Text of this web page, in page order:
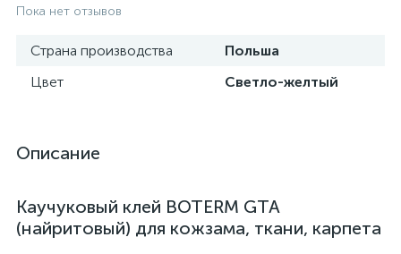
Пока нет отзывов
Страна производства
Польша
Цвет
Светло-желтый
Описание
Каучуковый клей BOTERM GTA
(найритовый) для кожзама, ткани, карпета